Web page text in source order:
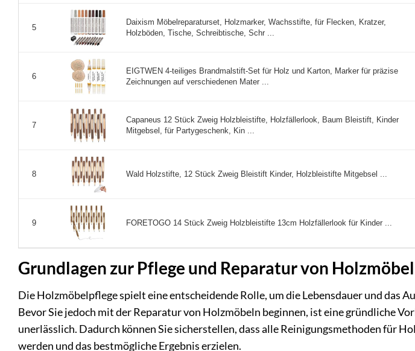
5
Daixism Möbelreparaturset, Holzmarker, Wachsstifte, für Flecken, Kratzer,
Holzböden, Tische, Schreibtische, Schr ...
6
EIGTWEN 4-teiliges Brandmalstift-Set für Holz und Karton, Marker für präzise
Zeichnungen auf verschiedenen Mater ...
7
Capaneus 12 Stück Zweig Holzbleistifte, Holzfällerlook, Baum Bleistift, Kinder
Mitgebsel, für Partygeschenk, Kin ...
8 Wald Holzstifte, 12 Stück Zweig Bleistift Kinder, Holzbleistifte Mitgebsel ...
9 FORETOGO 14 Stück Zweig Holzbleistifte 13cm Holzfällerlook für Kinder ...
Grundlagen zur Pflege und Reparatur von
Die Holzmöbelpflege spielt eine entscheidende Rolle, um die Lebensdauer und das
Bevor Sie jedoch mit der Reparatur von Holzmöbeln beginnen, ist eine gründliche
unerlässlich. Dadurch können Sie sicherstellen, dass alle Reinigungsmethoden für
werden und das bestmögliche Ergebnis erzielen.